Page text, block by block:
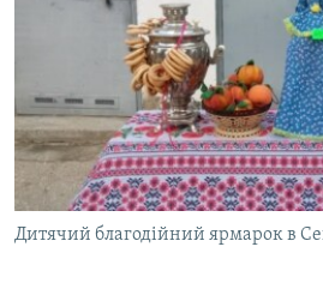
Дитячий благодійний ярмарок в